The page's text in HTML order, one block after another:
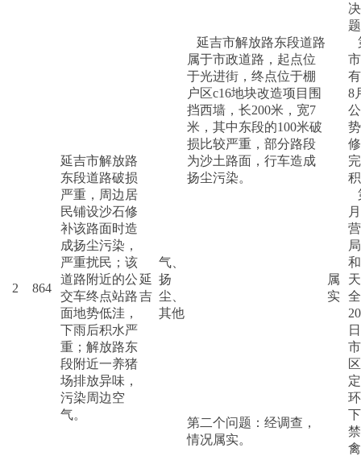
2 864
延吉市解放路
东段道路破损
严重，周边居
民铺设沙石修
补该路面时造
成扬尘污染，
严重扰民；该
道路附近的公
交车终点站路
面地势低洼，
下雨后积水严
重；解放路东
段附近一养猪
场排放异味，
污染周边空
气。
延
吉
气、
扬
尘、
其他
属
实
延吉市解放路东段道路
属于市政道路，起点位
于光进街，终点位于棚
户区c16地块改造项目围
挡西墙，长200米，宽7
米，其中东段的100米破
损比较严重，部分路段
为沙土路面，行车造成
扬尘污染。
8
第二个问题：经调查，
情况属实。